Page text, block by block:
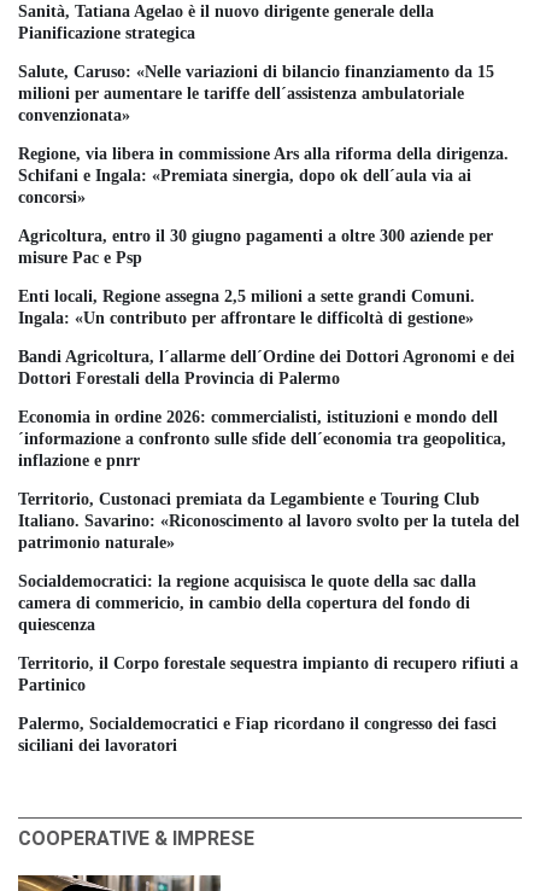
Sanità, Tatiana Agelao è il nuovo dirigente generale della
Pianificazione strategica
Salute, Caruso: «Nelle variazioni di bilancio finanziamento da 15
milioni per aumentare le tariffe dell´assistenza ambulatoriale
convenzionata»
Regione, via libera in commissione Ars alla riforma della dirigenza.
Schifani e Ingala: «Premiata sinergia, dopo ok dell´aula via ai
concorsi»
Agricoltura, entro il 30 giugno pagamenti a oltre 300 aziende per
misure Pac e Psp
Enti locali, Regione assegna 2,5 milioni a sette grandi Comuni.
Ingala: «Un contributo per affrontare le difficoltà di gestione»
Bandi Agricoltura, l´allarme dell´Ordine dei Dottori Agronomi e dei
Dottori Forestali della Provincia di Palermo
Economia in ordine 2026: commercialisti, istituzioni e mondo dell
´informazione a confronto sulle sfide dell´economia tra geopolitica,
inflazione e pnrr
Territorio, Custonaci premiata da Legambiente e Touring Club
Italiano. Savarino: «Riconoscimento al lavoro svolto per la tutela del
patrimonio naturale»
Socialdemocratici: la regione acquisisca le quote della sac dalla
camera di commericio, in cambio della copertura del fondo di
quiescenza
Territorio, il Corpo forestale sequestra impianto di recupero rifiuti a
Partinico
Palermo, Socialdemocratici e Fiap ricordano il congresso dei fasci
siciliani dei lavoratori
COOPERATIVE & IMPRESE